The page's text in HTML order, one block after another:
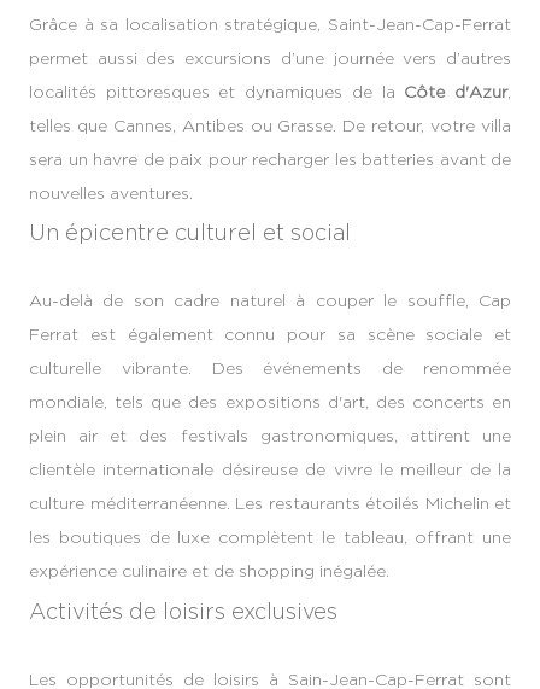
Grâce à sa localisation stratégique, Saint-Jean-Cap-Ferrat
permet aussi des excursions d’une journée vers d’autres
localités pittoresques et dynamiques de la Côte d'Azur,
telles que Cannes, Antibes ou Grasse. De retour, votre villa
sera un havre de paix pour recharger les batteries avant de
nouvelles aventures.
Un épicentre culturel et social
Au-delà de son cadre naturel à couper le souffle, Cap
Ferrat est également connu pour sa scène sociale et
culturelle vibrante. Des événements de renommée
mondiale, tels que des expositions d'art, des concerts en
plein air et des festivals gastronomiques, attirent une
clientèle internationale désireuse de vivre le meilleur de la
culture méditerranéenne. Les restaurants étoilés Michelin et
les boutiques de luxe complètent le tableau, offrant une
expérience culinaire et de shopping inégalée.
Activités de loisirs exclusives
Les opportunités de loisirs à Sain-Jean-Cap-Ferrat sont